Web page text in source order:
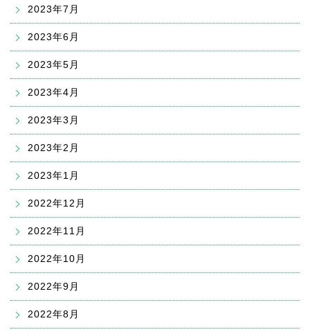
2023年7月
2023年6月
2023年5月
2023年4月
2023年3月
2023年2月
2023年1月
2022年12月
2022年11月
2022年10月
2022年9月
2022年8月